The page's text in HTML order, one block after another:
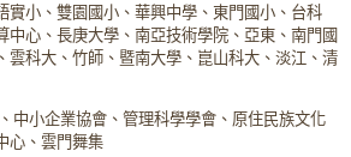
實小、雙園國小、華興中學、東門國小、台科
中心、長庚大學、南亞技術學院、亞東、南門國
雲科大、竹師、暨南大學、崑山科大、淡江、清
中小企業協會、管理科學學會、原住民族文化
心、雲門舞集